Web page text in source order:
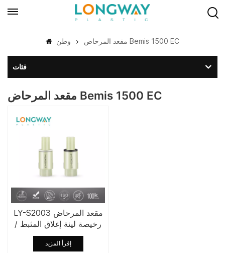
وطن مقعد المرحاض Bemis 1500 EC
فئات
مقعد المرحاض Bemis 1500 EC
LY-S2003 مقعد المرحاض
رخيصة لينة إغلاق المثبط /
كبير عزم الدوران امتصاص
الصدمات رمح معدني غسالة
إقرأ المزيد